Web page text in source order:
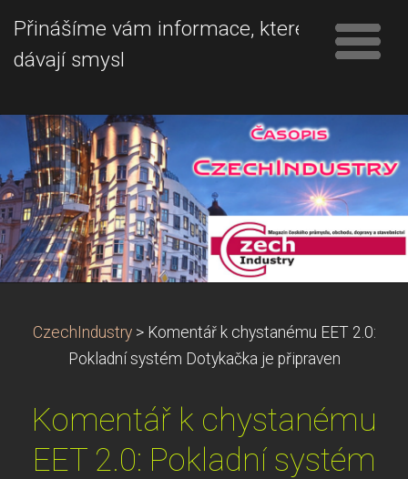
Přinášíme vám informace, které
dávají smysl
CzechIndustry > Komentář k chystanému EET 2.0:
Pokladní systém Dotykačka je připraven
Komentář k chystanému
EET 2.0: Pokladní systém